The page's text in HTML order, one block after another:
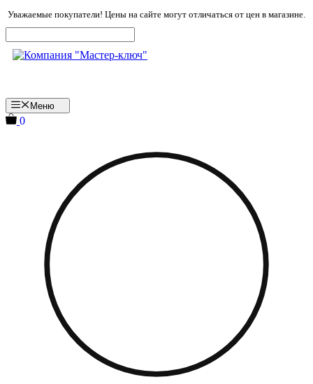
Перейти
к
содержимому
Уважаемые покупатели! Цены на сайте могут отличаться от цен в магазине.
Меню
0